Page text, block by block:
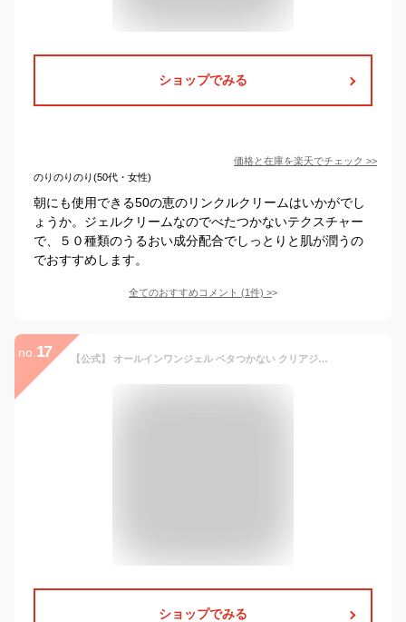
ショップでみる
価格と在庫を楽天でチェック >>
のりのりのり(50代・女性)
朝にも使用できる50の恵のリンクルクリームはいかがでし
ょうか。ジェルクリームなのでべたつかないテクスチャー
で、５０種類のうるおい成分配合でしっとりと肌が潤うの
でおすすめします。
全てのおすすめコメント (1件) >
no. 17 【公式】 オールインワンジェル ベタつかない クリアジーノ 朝専用 モイスチャーUVプロテクションプラス 50g (約60回分 )SPF22 PA++ 朝用 オールインワン オールインワンゲル 紫外線 カット UV 対策 スキンケア 基礎化粧品 アンチポリューション 高保湿 30代 40代 50代
ショップでみる